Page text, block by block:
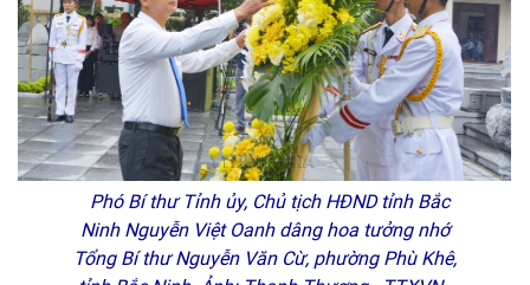
Phó Bí thư Tỉnh ủy, Chủ tịch HĐND tỉnh Bắc
Ninh Nguyễn Việt Oanh dâng hoa tưởng nhớ
Tổng Bí thư Nguyễn Văn Cừ, phường Phù Khê,